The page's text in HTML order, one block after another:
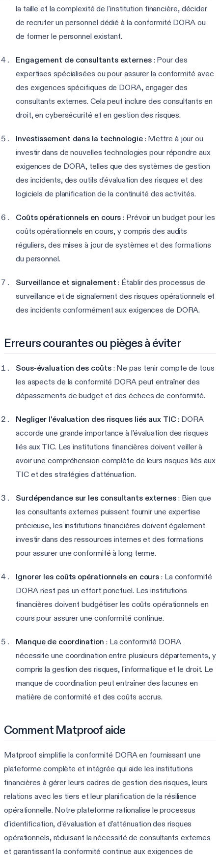
la taille et la complexité de l'institution financière, décider
de recruter un personnel dédié à la conformité DORA ou
de former le personnel existant.
Engagement de consultants externes: Pour des
expertises spécialisées ou pour assurer la conformité avec
des exigences spécifiques de DORA, engager des
consultants externes. Cela peut inclure des consultants en
droit, en cybersécurité et en gestion des risques.
Investissement dans la technologie: Mettre à jour ou
investir dans de nouvelles technologies pour répondre aux
exigences de DORA, telles que des systèmes de gestion
des incidents, des outils d'évaluation des risques et des
logiciels de planification de la continuité des activités.
Coûts opérationnels en cours : Prévoir un budget pour les
coûts opérationnels en cours, y compris des audits
réguliers, des mises à jour de systèmes et des formations
du personnel.
Surveillance et signalement : Établir des processus de
surveillance et de signalement des risques opérationnels et
des incidents conformément aux exigences de DORA.
Erreurs courantes ou pièges à éviter
Sous-évaluation des coûts: Ne pas tenir compte de tous
les aspects de la conformité DORA peut entraîner des
dépassements de budget et des échecs de conformité.
Negliger l'évaluation des risques liés aux TIC: DORA
accorde une grande importance à l'évaluation des risques
liés aux TIC. Les institutions financières doivent veiller à
avoir une compréhension complète de leurs risques liés aux
TIC et des stratégies d'atténuation.
Surdépendance sur les consultants externes: Bien que
les consultants externes puissent fournir une expertise
précieuse, les institutions financières doivent également
investir dans des ressources internes et des formations
pour assurer une conformité à long terme.
Ignorer les coûts opérationnels en cours : La conformité
DORA n'est pas un effort ponctuel. Les institutions
financières doivent budgétiser les coûts opérationnels en
cours pour assurer une conformité continue.
Manque de coordination : La conformité DORA
nécessite une coordination entre plusieurs départements, y
compris la gestion des risques, l'informatique et le droit. Le
manque de coordination peut entraîner des lacunes en
matière de conformité et des coûts accrus.
Comment Matproof aide
Matproof simplifie la conformité DORA en fournissant une
plateforme complète et intégrée qui aide les institutions
financières à gérer leurs cadres de gestion des risques, leurs
relations avec les tiers et leur planification de la résilience
opérationnelle. Notre plateforme rationalise le processus
d'identification, d'évaluation et d'atténuation des risques
opérationnels, réduisant la nécessité de consultants externes
et garantissant la conformité continue aux exigences de